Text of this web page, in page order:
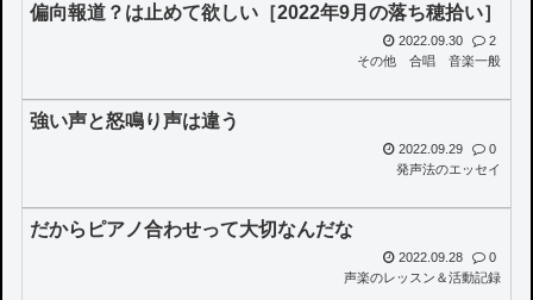
偏向報道？は止めて欲しい［2022年9月の落ち穂拾い］
2022.09.30
2
その他
合唱 音楽一般
強い声と怒鳴り声は違う
2022.09.29
0
発声法のエッセイ
だからピアノ合わせって大切なんだな
2022.09.28
0
声楽のレッスン＆活動記録